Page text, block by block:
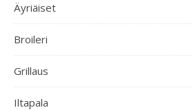
Äyriäiset
Broileri
Grillaus
Iltapala